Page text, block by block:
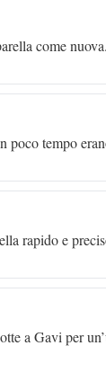
come
poco tempo
rapido e
a Gavi per